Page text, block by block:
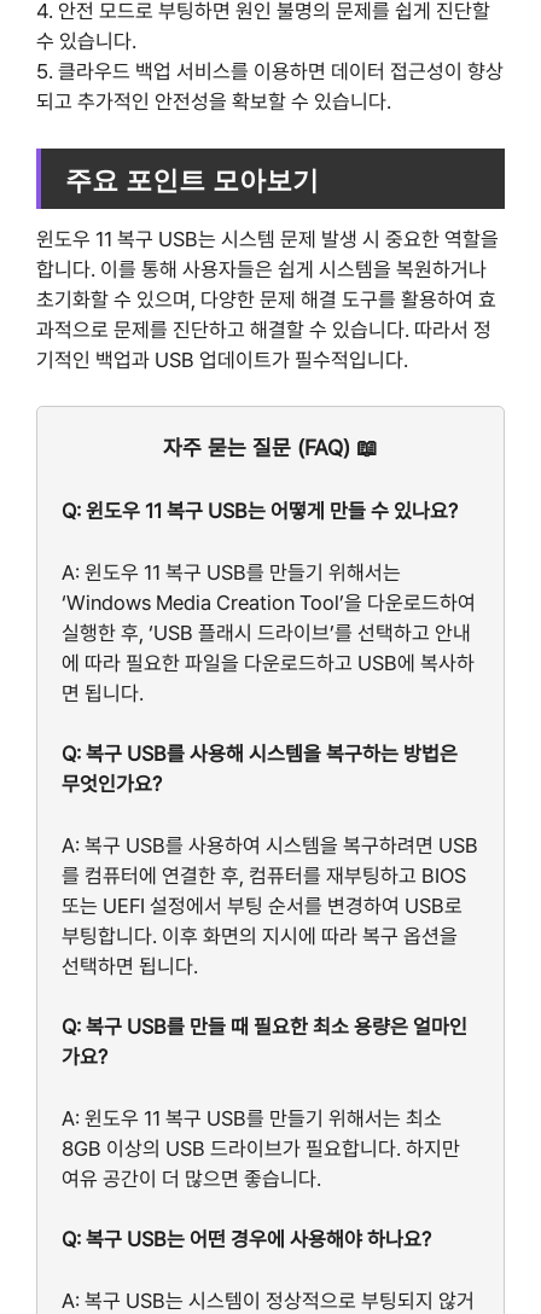
4. 안전 모드로 부팅하면 원인 불명의 문제를 쉽게 진단할
수 있습니다.
5. 클라우드 백업 서비스를 이용하면 데이터 접근성이 향상
되고 추가적인 안전성을 확보할 수 있습니다.
주요 포인트 모아보기
윈도우 11 복구 USB는 시스템 문제 발생 시 중요한 역할을
합니다. 이를 통해 사용자들은 쉽게 시스템을 복원하거나
초기화할 수 있으며, 다양한 문제 해결 도구를 활용하여 효
과적으로 문제를 진단하고 해결할 수 있습니다. 따라서 정
기적인 백업과 USB 업데이트가 필수적입니다.
자주 묻는 질문 (FAQ) 📖
Q: 윈도우 11 복구 USB는 어떻게 만들 수 있나요?
A: 윈도우 11 복구 USB를 만들기 위해서는
‘Windows Media Creation Tool’을 다운로드하여
실행한 후, ‘USB 플래시 드라이브’를 선택하고 안내
에 따라 필요한 파일을 다운로드하고 USB에 복사하
면 됩니다.
Q: 복구 USB를 사용해 시스템을 복구하는 방법은
무엇인가요?
A: 복구 USB를 사용하여 시스템을 복구하려면 USB
를 컴퓨터에 연결한 후, 컴퓨터를 재부팅하고 BIOS
또는 UEFI 설정에서 부팅 순서를 변경하여 USB로
부팅합니다. 이후 화면의 지시에 따라 복구 옵션을
선택하면 됩니다.
Q: 복구 USB를 만들 때 필요한 최소 용량은 얼마인
가요?
A: 윈도우 11 복구 USB를 만들기 위해서는 최소
8GB 이상의 USB 드라이브가 필요합니다. 하지만
여유 공간이 더 많으면 좋습니다.
Q: 복구 USB는 어떤 경우에 사용해야 하나요?
A: 복구 USB는 시스템이 정상적으로 부팅되지 않거